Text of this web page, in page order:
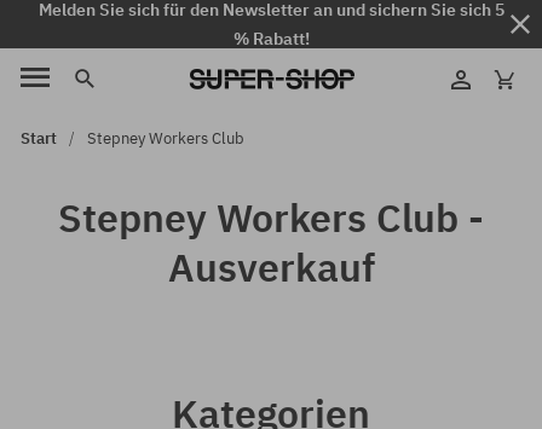
Melden Sie sich für den Newsletter an und sichern Sie sich 5
% Rabatt!
Start Stepney Workers Club
Stepney Workers Club -
Ausverkauf
Kategorien